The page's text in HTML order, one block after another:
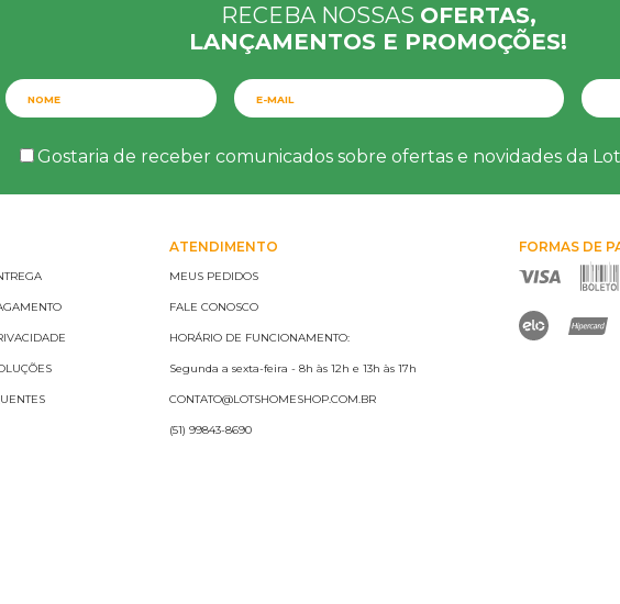
RECEBA NOSSAS OFERTAS,
LANÇAMENTOS E PROMOÇÕES!
Gostaria de receber comunicados sobre ofertas e novidades da
ATENDIMENTO
MEUS PEDIDOS
FALE CONOSCO
HORÁRIO DE FUNCIONAMENTO:
Segunda a sexta-feira - 8h às 12h e 13h às 17h
CONTATO@LOTSHOMESHOP.COM.BR
(51) 99843-8690
FORMAS DE